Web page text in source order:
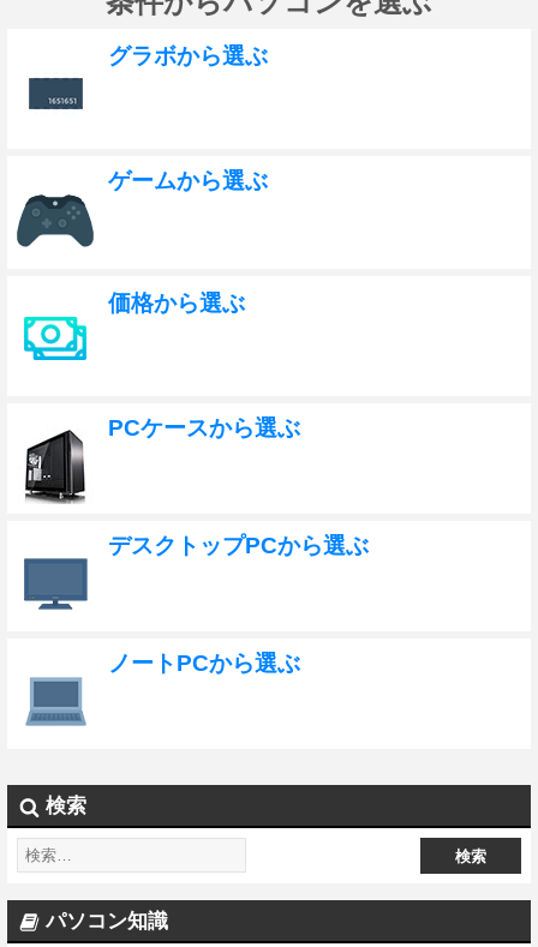
グラボから選ぶ
ゲームから選ぶ
価格から選ぶ
PCケースから選ぶ
デスクトップPCから選ぶ
ノートPCから選ぶ
検索
パソコン知識